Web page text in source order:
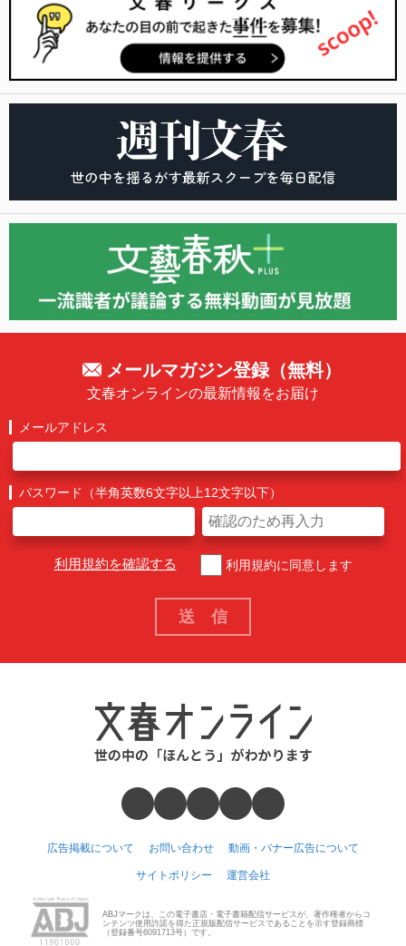
メールマガジン登録（無料）
文春オンラインの最新情報をお届け
メールアドレス
パスワード（半角英数6文字以上12文字以下）
利用規約を確認する 利用規約に同意します
広告掲載について お問い合わせ 動画・バナー広告について
サイトポリシー 運営会社
ABJマークは、この電子書店・電子書籍配信サービスが、著作権者からコ
ンテンツ使用許諾を得た正規版配信サービスであることを示す登録商標
（登録番号6091713号）です。